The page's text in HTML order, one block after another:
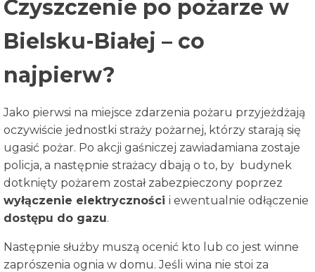
Czyszczenie po pożarze w
Bielsku-Białej – co
najpierw?
Jako pierwsi na miejsce zdarzenia pożaru przyjeżdżają
oczywiście jednostki straży pożarnej, którzy starają się
ugasić pożar. Po akcji gaśniczej zawiadamiana zostaje
policja, a następnie strażacy dbają o to, by budynek
dotknięty pożarem został zabezpieczony poprzez
wyłączenie elektryczności i ewentualnie odłączenie
dostępu do gazu.
Następnie służby muszą ocenić kto lub co jest winne
zaprószenia ognia w domu. Jeśli wina nie stoi za